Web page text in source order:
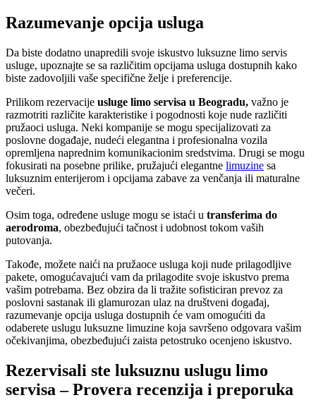
Razumevanje opcija usluga
Da biste dodatno unapredili svoje iskustvo luksuzne limo servis
usluge, upoznajte se sa različitim opcijama usluga dostupnih kako
biste zadovoljili vaše specifične želje i preferencije.
Prilikom rezervacije usluge limo servisa u Beogradu, važno je
razmotriti različite karakteristike i pogodnosti koje nude različiti
pružaoci usluga. Neki kompanije se mogu specijalizovati za
poslovne događaje, nudeći elegantna i profesionalna vozila
opremljena naprednim komunikacionim sredstvima. Drugi se mogu
fokusirati na posebne prilike, pružajući elegantne limuzine sa
luksuznim enterijerom i opcijama zabave za venčanja ili maturalne
večeri.
Osim toga, određene usluge mogu se istaći u transferima do
aerodroma, obezbeđujući tačnost i udobnost tokom vaših
putovanja.
Takođe, možete naići na pružaoce usluga koji nude prilagodljive
pakete, omogućavajući vam da prilagodite svoje iskustvo prema
vašim potrebama. Bez obzira da li tražite sofisticiran prevoz za
poslovni sastanak ili glamurozan ulaz na društveni događaj,
razumevanje opcija usluga dostupnih će vam omogućiti da
odaberete uslugu luksuzne limuzine koja savršeno odgovara vašim
očekivanjima, obezbeđujući zaista petostruko ocenjeno iskustvo.
Rezervisali ste luksuznu uslugu limo
servisa – Provera recenzija i preporuka